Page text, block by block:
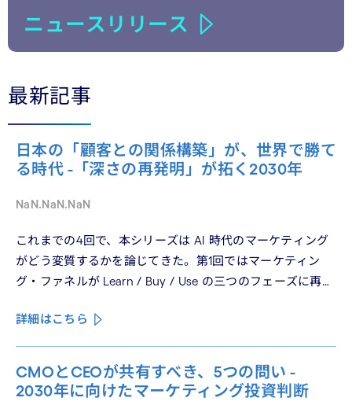
ニュースリリース
最新記事
日本の「顧客との関係構築」が、世界で勝て
る時代 -「深さの再発明」が拓く2030年
NaN.NaN.NaN
これまでの4回で、本シリーズは AI 時代のマーケティング
がどう変質するかを論じてきた。第1回ではマーケティン
グ・ファネルが Learn / Buy / Use の三つのフェーズに再構
パーソナライゼーションの罠を、第3回では Learn フェーズ
CMO と CEO が共有すべき5つの問いを論じた。シリーズ
の最終回となる本稿は、これらの議論を日本市場の文脈に
詳細はこちら
CMOとCEOが共有すべき、5つの問い -
2030年に向けたマーケティング投資判断